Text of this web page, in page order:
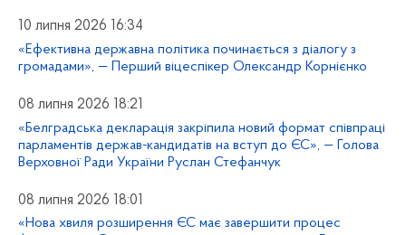
10 липня 2026 16:34
«Ефективна державна політика починається з діалогу з
громадами», — Перший віцеспікер Олександр Корнієнко
08 липня 2026 18:21
«Белградська декларація закріпила новий формат співпраці
парламентів держав-кандидатів на вступ до ЄС», — Голова
Верховної Ради України Руслан Стефанчук
08 липня 2026 18:01
«Нова хвиля розширення ЄС має завершити процес